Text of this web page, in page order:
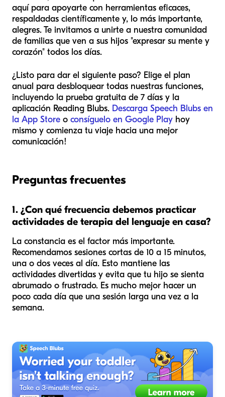
aquí para apoyarte con herramientas eficaces,
respaldadas científicamente y, lo más importante,
alegres. Te invitamos a unirte a nuestra comunidad
de familias que ven a sus hijos "expresar su mente y
corazón" todos los días.
¿Listo para dar el siguiente paso? Elige el plan
anual para desbloquear todas nuestras funciones,
incluyendo la prueba gratuita de 7 días y la
aplicación Reading Blubs. Descarga Speech Blubs en
la App Store o consíguelo en Google Play hoy
mismo y comienza tu viaje hacia una mejor
comunicación!
Preguntas frecuentes
1. ¿Con qué frecuencia debemos practicar
actividades de terapia del lenguaje en casa?
La constancia es el factor más importante.
Recomendamos sesiones cortas de 10 a 15 minutos,
una o dos veces al día. Esto mantiene las
actividades divertidas y evita que tu hijo se sienta
abrumado o frustrado. Es mucho mejor hacer un
poco cada día que una sesión larga una vez a la
semana.